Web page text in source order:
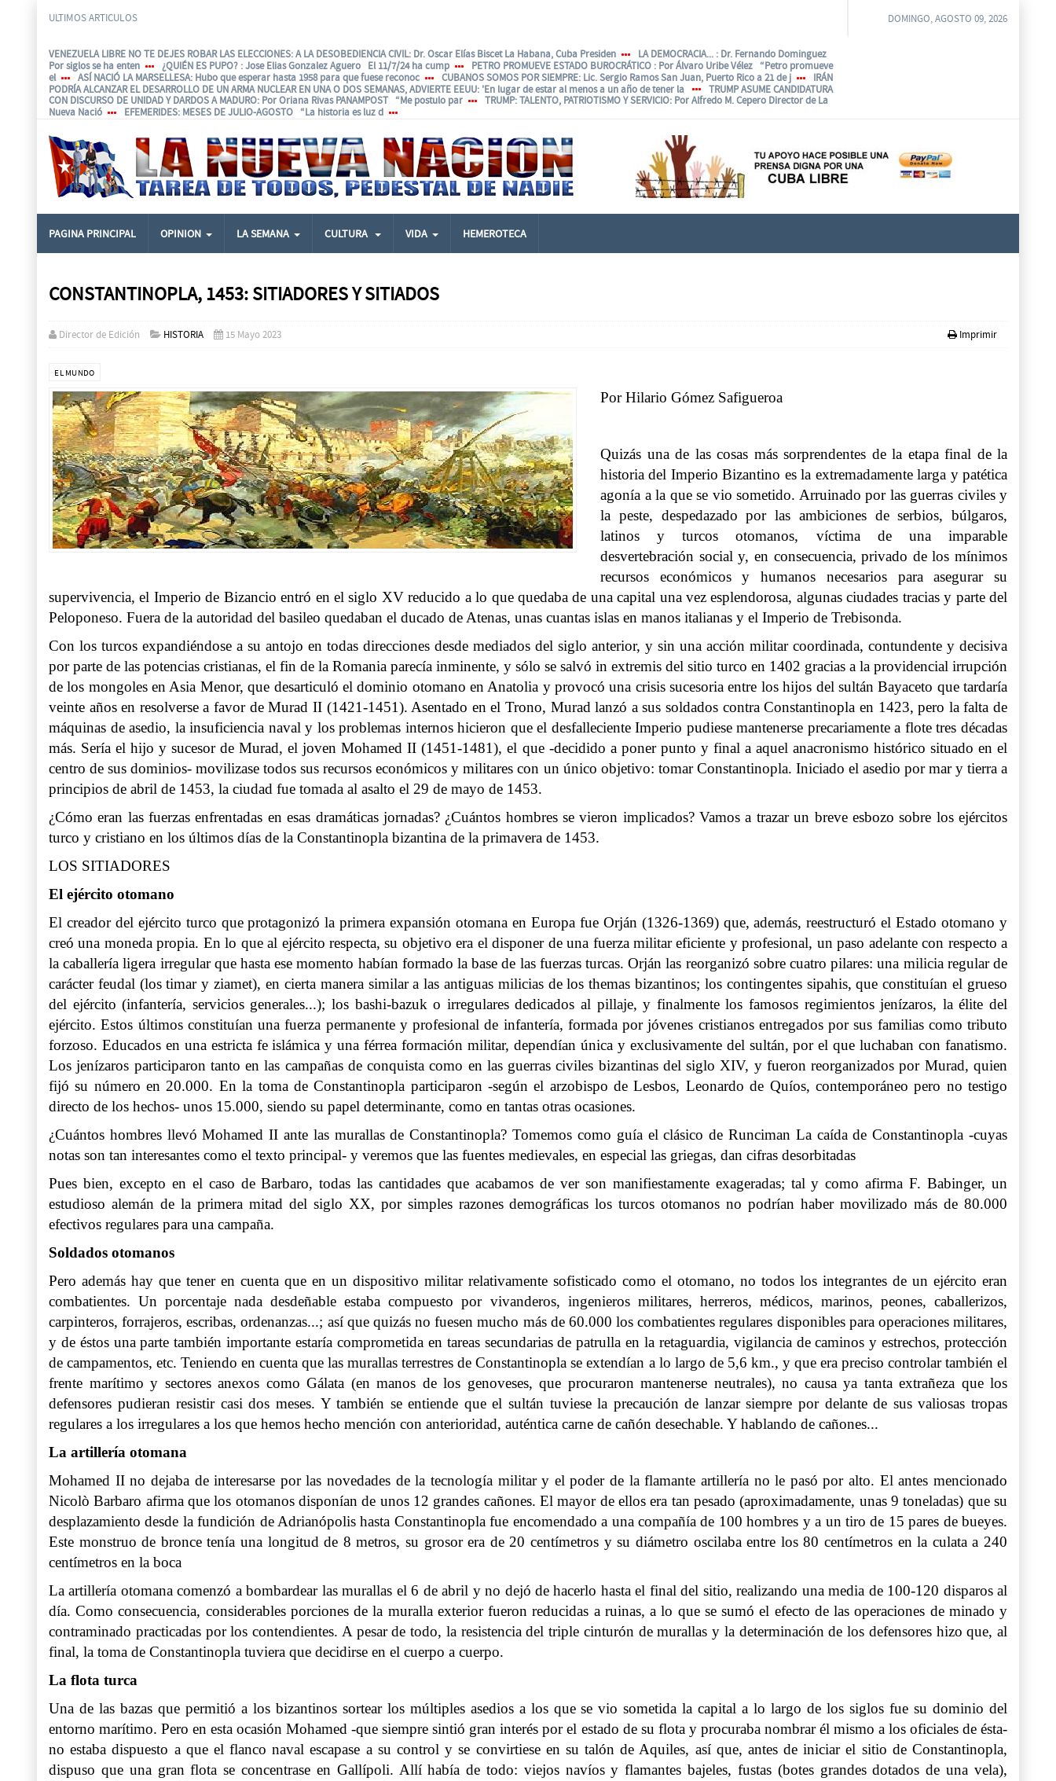
ULTIMOS ARTICULOS
VENEZUELA LIBRE NO TE DEJES ROBAR LAS ELECCIONES: A LA DESOBEDIENCIA CIVIL: Dr. Oscar Elías Biscet La Habana, Cuba Presiden LA DEMOCRACIA... : Dr. Fernando Dominguez
Por siglos se ha enten
¿QUIÉN ES PUPO? : Jose Elias Gonzalez Aguero El 11/7/24 ha cump PETRO PROMUEVE ESTADO BUROCRÁTICO : Por Álvaro Uribe Vélez “Petro promueve
el
ASÍ NACIÓ LA MARSELLESA: Hubo que esperar hasta 1958 para que fuese reconoc CUBANOS SOMOS POR SIEMPRE: Lic. Sergio Ramos San Juan, Puerto Rico a 21 de j
IRÁN
PODRÍA ALCANZAR EL DESARROLLO DE UN ARMA NUCLEAR EN UNA O DOS SEMANAS, ADVIERTE EEUU: 'En lugar de estar al menos a un año de tener la
TRUMP ASUME CANDIDATURA
CON DISCURSO DE UNIDAD Y DARDOS A MADURO: Por Oriana Rivas PANAMPOST “Me postulo par TRUMP: TALENTO, PATRIOTISMO Y SERVICIO: Por Alfredo M. Cepero Director de La
Nueva Nació
EFEMERIDES: MESES DE JULIO-AGOSTO “La historia es luz d
DOMINGO, AGOSTO 09, 2026
PAGINA PRINCIPAL OPINION LA SEMANA CULTURA VIDA HEMEROTECA
CONSTANTINOPLA, 1453: SITIADORES Y SITIADOS
Imprimir
Director de Edición HISTORIA 15 Mayo 2023
EL MUNDO
Por Hilario Gómez Safigueroa
Quizás una de las cosas más sorprendentes de la etapa final de la
historia del Imperio Bizantino es la extremadamente larga y patética
agonía a la que se vio sometido. Arruinado por las guerras civiles y
la peste, despedazado por las ambiciones de serbios, búlgaros,
latinos y turcos otomanos, víctima de una imparable
desvertebración social y, en consecuencia, privado de los mínimos
recursos económicos y humanos necesarios para asegurar su
supervivencia, el Imperio de Bizancio entró en el siglo XV reducido a lo que quedaba de una capital una vez esplendorosa, algunas ciudades tracias y parte del
Peloponeso. Fuera de la autoridad del basileo quedaban el ducado de Atenas, unas cuantas islas en manos italianas y el Imperio de Trebisonda.
Con los turcos expandiéndose a su antojo en todas direcciones desde mediados del siglo anterior, y sin una acción militar coordinada, contundente y decisiva
por parte de las potencias cristianas, el fin de la Romania parecía inminente, y sólo se salvó in extremis del sitio turco en 1402 gracias a la providencial irrupción
de los mongoles en Asia Menor, que desarticuló el dominio otomano en Anatolia y provocó una crisis sucesoria entre los hijos del sultán Bayaceto que tardaría
veinte años en resolverse a favor de Murad II (1421-1451). Asentado en el Trono, Murad lanzó a sus soldados contra Constantinopla en 1423, pero la falta de
máquinas de asedio, la insuficiencia naval y los problemas internos hicieron que el desfalleciente Imperio pudiese mantenerse precariamente a flote tres décadas
más. Sería el hijo y sucesor de Murad, el joven Mohamed II (1451-1481), el que -decidido a poner punto y final a aquel anacronismo histórico situado en el
centro de sus dominios- movilizase todos sus recursos económicos y militares con un único objetivo: tomar Constantinopla. Iniciado el asedio por mar y tierra a
principios de abril de 1453, la ciudad fue tomada al asalto el 29 de mayo de 1453.
¿Cómo eran las fuerzas enfrentadas en esas dramáticas jornadas? ¿Cuántos hombres se vieron implicados? Vamos a trazar un breve esbozo sobre los ejércitos
turco y cristiano en los últimos días de la Constantinopla bizantina de la primavera de 1453.
LOS SITIADORES
El ejército otomano
El creador del ejército turco que protagonizó la primera expansión otomana en Europa fue Orján (1326-1369) que, además, reestructuró el Estado otomano y
creó una moneda propia. En lo que al ejército respecta, su objetivo era el disponer de una fuerza militar eficiente y profesional, un paso adelante con respecto a
la caballería ligera irregular que hasta ese momento habían formado la base de las fuerzas turcas. Orján las reorganizó sobre cuatro pilares: una milicia regular de
carácter feudal (los timar y ziamet), en cierta manera similar a las antiguas milicias de los themas bizantinos; los contingentes sipahis, que constituían el grueso
del ejército (infantería, servicios generales...); los bashi-bazuk o irregulares dedicados al pillaje, y finalmente los famosos regimientos jenízaros, la élite del
ejército. Estos últimos constituían una fuerza permanente y profesional de infantería, formada por jóvenes cristianos entregados por sus familias como tributo
forzoso. Educados en una estricta fe islámica y una férrea formación militar, dependían única y exclusivamente del sultán, por el que luchaban con fanatismo.
Los jenízaros participaron tanto en las campañas de conquista como en las guerras civiles bizantinas del siglo XIV, y fueron reorganizados por Murad, quien
fijó su número en 20.000. En la toma de Constantinopla participaron -según el arzobispo de Lesbos, Leonardo de Quíos, contemporáneo pero no testigo
directo de los hechos- unos 15.000, siendo su papel determinante, como en tantas otras ocasiones.
¿Cuántos hombres llevó Mohamed II ante las murallas de Constantinopla? Tomemos como guía el clásico de Runciman La caída de Constantinopla -cuyas
notas son tan interesantes como el texto principal- y veremos que las fuentes medievales, en especial las griegas, dan cifras desorbitadas
Pues bien, excepto en el caso de Barbaro, todas las cantidades que acabamos de ver son manifiestamente exageradas; tal y como afirma F. Babinger, un
estudioso alemán de la primera mitad del siglo XX, por simples razones demográficas los turcos otomanos no podrían haber movilizado más de 80.000
efectivos regulares para una campaña.
Soldados otomanos
Pero además hay que tener en cuenta que en un dispositivo militar relativamente sofisticado como el otomano, no todos los integrantes de un ejército eran
combatientes. Un porcentaje nada desdeñable estaba compuesto por vivanderos, ingenieros militares, herreros, médicos, marinos, peones, caballerizos,
carpinteros, forrajeros, escribas, ordenanzas...; así que quizás no fuesen mucho más de 60.000 los combatientes regulares disponibles para operaciones militares,
y de éstos una parte también importante estaría comprometida en tareas secundarias de patrulla en la retaguardia, vigilancia de caminos y estrechos, protección
de campamentos, etc. Teniendo en cuenta que las murallas terrestres de Constantinopla se extendían a lo largo de 5,6 km., y que era preciso controlar también el
frente marítimo y sectores anexos como Gálata (en manos de los genoveses, que procuraron mantenerse neutrales), no causa ya tanta extrañeza que los
defensores pudieran resistir casi dos meses. Y también se entiende que el sultán tuviese la precaución de lanzar siempre por delante de sus valiosas tropas
regulares a los irregulares a los que hemos hecho mención con anterioridad, auténtica carne de cañón desechable. Y hablando de cañones...
La artillería otomana
Mohamed II no dejaba de interesarse por las novedades de la tecnología militar y el poder de la flamante artillería no le pasó por alto. El antes mencionado
Nicolò Barbaro afirma que los otomanos disponían de unos 12 grandes cañones. El mayor de ellos era tan pesado (aproximadamente, unas 9 toneladas) que su
desplazamiento desde la fundición de Adrianópolis hasta Constantinopla fue encomendado a una compañía de 100 hombres y a un tiro de 15 pares de bueyes.
Este monstruo de bronce tenía una longitud de 8 metros, su grosor era de 20 centímetros y su diámetro oscilaba entre los 80 centímetros en la culata a 240
centímetros en la boca
La artillería otomana comenzó a bombardear las murallas el 6 de abril y no dejó de hacerlo hasta el final del sitio, realizando una media de 100-120 disparos al
día. Como consecuencia, considerables porciones de la muralla exterior fueron reducidas a ruinas, a lo que se sumó el efecto de las operaciones de minado y
contraminado practicadas por los contendientes. A pesar de todo, la resistencia del triple cinturón de murallas y la determinación de los defensores hizo que, al
final, la toma de Constantinopla tuviera que decidirse en el cuerpo a cuerpo.
La flota turca
Una de las bazas que permitió a los bizantinos sortear los múltiples asedios a los que se vio sometida la capital a lo largo de los siglos fue su dominio del
entorno marítimo. Pero en esta ocasión Mohamed -que siempre sintió gran interés por el estado de su flota y procuraba nombrar él mismo a los oficiales de ésta-
no estaba dispuesto a que el flanco naval escapase a su control y se convirtiese en su talón de Aquiles, así que, antes de iniciar el sitio de Constantinopla,
dispuso que una gran flota se concentrase en Gallípoli. Allí había de todo: viejos navíos y flamantes bajeles, fustas (botes grandes dotados de una vela),